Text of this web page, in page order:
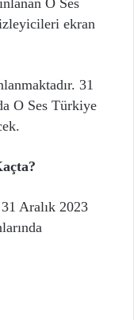
O Ses
ekran
31
O Ses Türkiye
Aralık 2023